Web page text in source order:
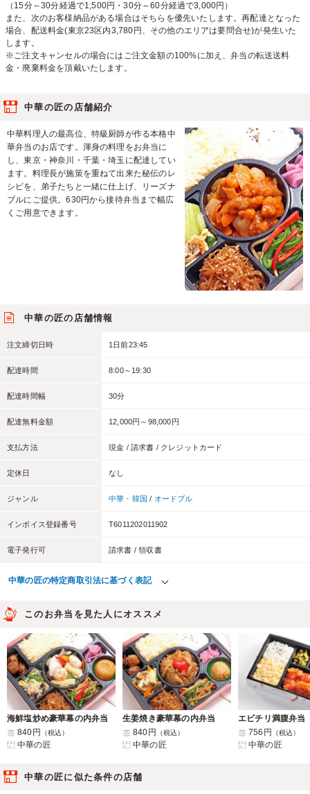
（15分～30分経過で1,500円・30分～60分経過で3,000円）
また、次のお客様納品がある場合はそちらを優先いたします。再配達となった
場合、配送料金(東京23区内3,780円、その他のエリアは要問合せ)が発生いた
します。
※ご注文キャンセルの場合にはご注文金額の100%に加え、弁当の転送送料
金・廃棄料金を頂戴いたします。
中華の匠の店舗紹介
中華料理人の最高位、特級厨師が作る本格中
華弁当のお店です。渾身の料理をお弁当に
し、東京・神奈川・千葉・埼玉に配達してい
ます。料理長が施策を重ねて出来た秘伝のレ
シピを、弟子たちと一緒に仕上げ、リーズナ
ブルにご提供。630円から接待弁当まで幅広
くご用意できます。
中華の匠の店舗情報
注文締切日時 1日前23:45
配達時間 8:00～19:30
配達時間幅 30分
配達無料金額 12,000円～98,000円
支払方法 現金 / 請求書 / クレジットカード
定休日 なし
ジャンル 中華・韓国 / オードブル
インボイス登録番号 T6011202011902
電子発行可 請求書 / 領収書
中華の匠の特定商取引法に基づく表記
このお弁当を見た人にオススメ
海鮮塩炒め豪華幕の内弁当
840円
（税込）
中華の匠
生姜焼き豪華幕の内弁当
840円
（税込）
中華の匠
エビチリ満腹弁当
756円
（税込）
中華の匠
中華の匠に似た条件の店舗